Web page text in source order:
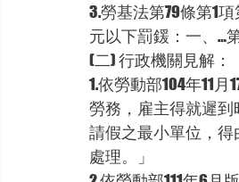
3.勞基法第79條第1
元以下罰鍰：一、…
(二) 行政機關見解：
1.依勞動部104年11
勞務，雇主得就遲
請假之最小單位，
處理。」